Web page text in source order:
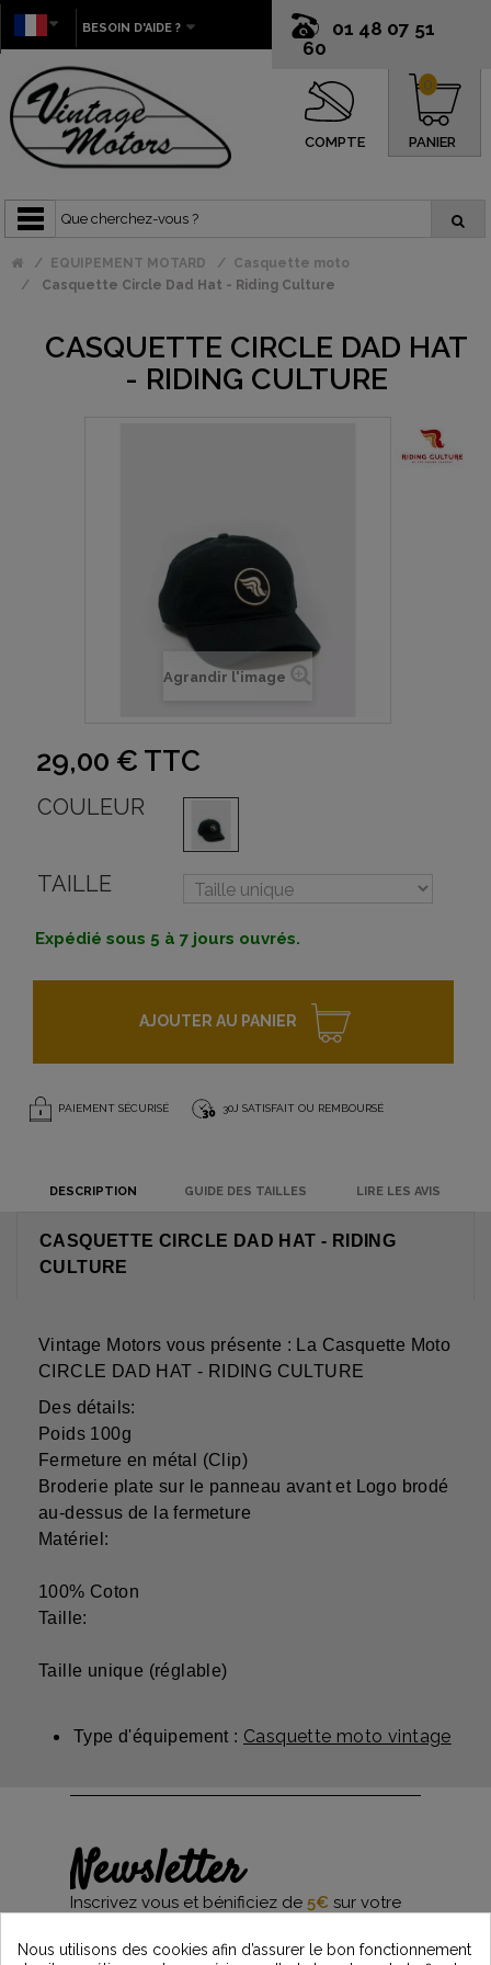
01 48 07 51
60
BESOIN D'AIDE ?
COMPTE PANIER
0
EQUIPEMENT MOTARD
Casquette moto
Casquette Circle Dad Hat - Riding Culture
CASQUETTE CIRCLE DAD HAT
- RIDING CULTURE
Agrandir l'image
29,00 € TTC
COULEUR
TAILLE
Expédié sous 5 à 7 jours ouvrés.
AJOUTER AU PANIER
PAIEMENT SÉCURISÉ 30J SATISFAIT OU REMBOURSÉ
DESCRIPTION GUIDE DES TAILLES LIRE LES AVIS
CASQUETTE CIRCLE DAD HAT - RIDING
CULTURE
Vintage Motors vous présente : La Casquette Moto
CIRCLE DAD HAT - RIDING CULTURE
Des détails:
Poids 100g
Fermeture en métal (Clip)
Broderie plate sur le panneau avant et Logo brodé
au-dessus de la fermeture
Matériel:
100% Coton
Taille:
Taille unique (réglable)
Type d'équipement : Casquette moto vintage
Newsletter
Inscrivez vous et bénificiez de 5€ sur votre
et restez informés des dernières nouveautés
Nous utilisons des cookies afin d’assurer le bon fonctionnement